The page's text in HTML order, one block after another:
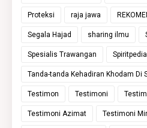
Proteksi raja jawa
Segala Hajad sharing ilmu
Spesialis Trawangan Spiritpedia
Tanda-tanda Kehadiran Khodam Di
Testimon Testimoni
Testimoni Azimat Testimoni